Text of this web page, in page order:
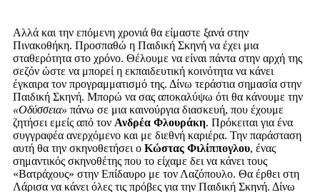
Αλλά και την επόμενη χρονιά θα είμαστε ξανά στην
Πινακοθήκη. Προσπαθώ η Παιδική Σκηνή να έχει μια
σταθερότητα στο χρόνο. Θέλουμε να είναι πάντα στην αρχή της
σεζόν ώστε να μπορεί η εκπαιδευτική κοινότητα να κάνει
έγκαιρα τον προγραμματισμό της. Δίνω τεράστια σημασία στην
Παιδική Σκηνή. Μπορώ να σας αποκαλύψω ότι θα κάνουμε την
«Οδύσσεια» πάνω σε μια καινούργια διασκευή, που έχουμε
ζητήσει εμείς από τον Ανδρέα Φλουράκη. Πρόκειται για ένα
συγγραφέα ανερχόμενο και με διεθνή καριέρα. Την παράσταση
αυτή θα την σκηνοθετήσει ο Κώστας Φιλίππογλου, ένας
σημαντικός σκηνοθέτης που το είχαμε δει να κάνει τους
«Βατράχους» στην Επίδαυρο με τον Λαζόπουλο. Θα έρθει στη
Λάρισα να κάνει όλες τις πρόβες για την Παιδική Σκηνή. Δίνω